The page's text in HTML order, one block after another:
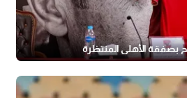
بصفقة الأهلي المنتظرة